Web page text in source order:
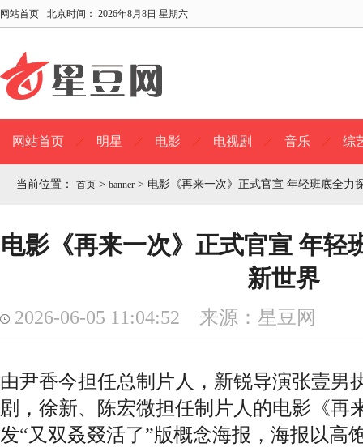
网站首页 北京时间： 2026年8月8日 星期六
网站首页 明星 电影 电视剧 音乐 综
当前位置： 首页 > banner > 电影《再来一次》正式官宣 年轻班底全力
电影《再来一次》正式官宣 年轻
新世界
2026-06-05 11:04:52 来源：星豆网
由尹香今担任总制片人，新锐导演张壹男
剧，徐新、陈宏微担任制片人的电影《再
发“又双叒叕活了”版概念海报，海报以高